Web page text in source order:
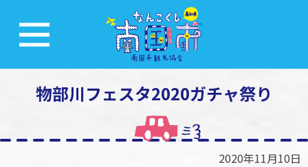
物部川フェスタ2020ガチャ祭り
2020年11月10日